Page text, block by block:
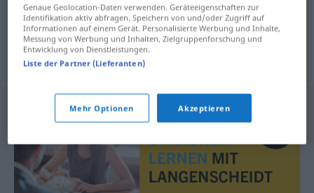
Verwaltungsapparatm administrativa
Verwaltungssorganen/pl
Genaue Geolocation-Daten verwenden. Geräteeigenschaften zur
Identifikation aktiv abfragen. Speichern von und/oder Zugriff auf
Informationen auf einem Gerät. Personalisierte Werbung und Inhalte,
Messung von Werbung und Inhalten, Zielgruppenforschung und
Entwicklung von Dienstleistungen.
Liste der Partner (Lieferanten)
Mehr Optionen Akzeptieren